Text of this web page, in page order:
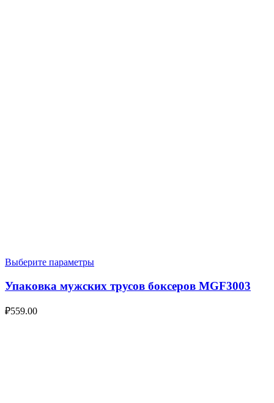
Выберите параметры
Упаковка мужских трусов боксеров MGF3003
₽559.00